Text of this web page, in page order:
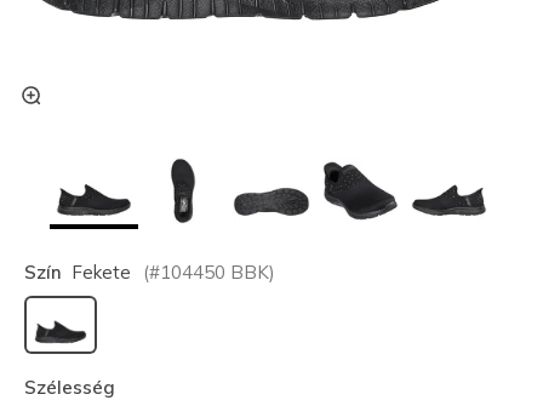
Szín Fekete (#104450 BBK)
kiválasztva
Szélesség